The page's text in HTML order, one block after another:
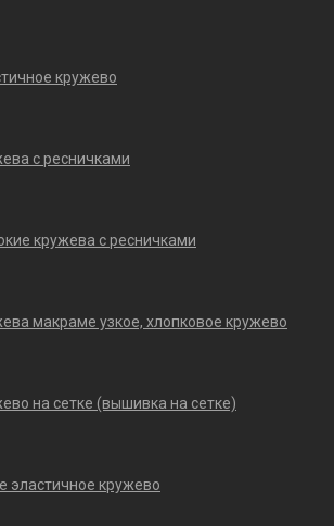
кружево
с ресничками
кружева с ресничками
макраме узкое, хлопковое кружево
на сетке (вышивка на сетке)
эластичное кружево